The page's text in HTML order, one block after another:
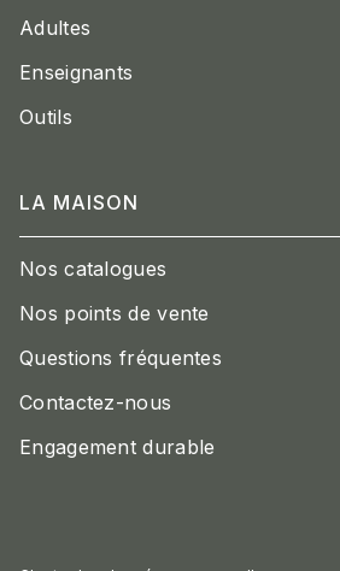
Adultes
Enseignants
Outils
LA MAISON
Nos catalogues
Nos points de vente
Questions fréquentes
Contactez-nous
Engagement durable